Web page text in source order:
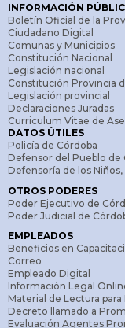
INFORMACIÓN
Boletín Oficial de la
Ciudadano Digital
Comunas y Municipios
Constitución Nacional
Legislación nacional
Constitución Provincia
Legislación provincial
Declaraciones Juradas
Curriculum Vitae de
DATOS ÚTILES
Policía de Córdoba
Defensor del Pueblo de
Defensoría de los
OTROS PODERES
Poder Ejecutivo de
Poder Judicial de
EMPLEADOS
Beneficios en
Correo
Empleado Digital
Información Legal
Material de Lectura
Decreto llamado a
Evaluación Agentes